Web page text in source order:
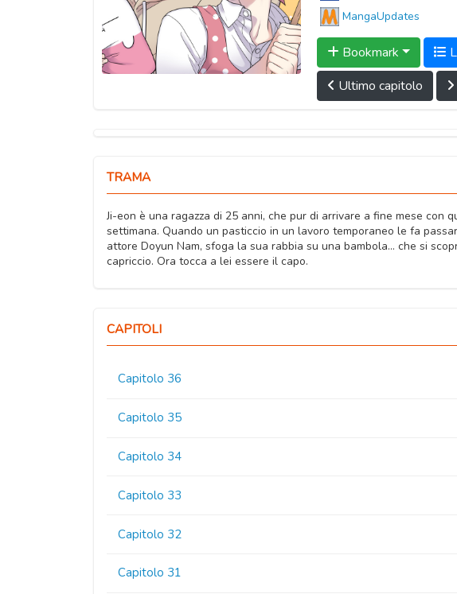
MangaUpdates
Bookmark
Ultimo capitolo
TRAMA
Ji-eon è una ragazza di 25 anni, che pur di arrivare a fine mese con
settimana. Quando un pasticcio in un lavoro temporaneo le fa
attore Doyun Nam, sfoga la sua rabbia su una bambola… che si
capriccio. Ora tocca a lei essere il capo.
CAPITOLI
Capitolo 36
Capitolo 35
Capitolo 34
Capitolo 33
Capitolo 32
Capitolo 31